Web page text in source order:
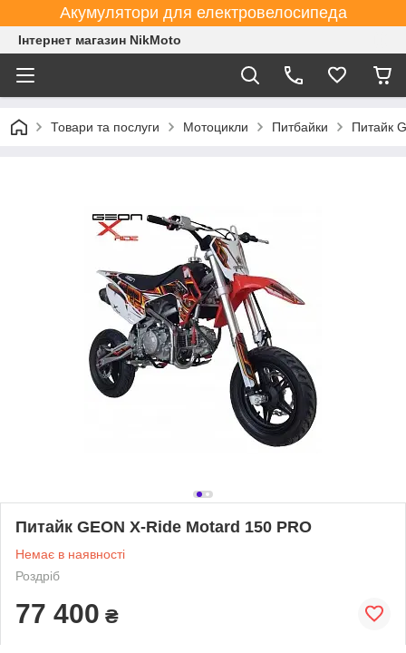
Акумулятори для електровелосипеда
Інтернет магазин NikMoto
Товари та послуги Мотоцикли Питбайки Питайк
Питайк GEON X-Ride Motard 150 PRO
Немає в наявності
Роздріб
77 400 ₴